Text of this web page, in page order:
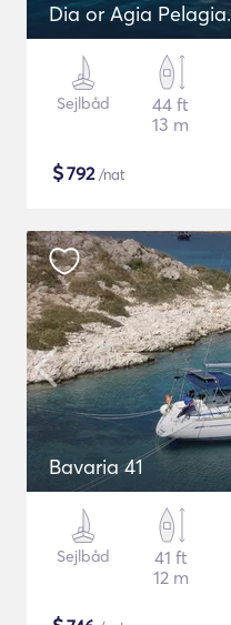
Dia or Agia Pelagia.
Sejlbåd
44 ft
13 m
$792/nat
Bavaria 41
Sejlbåd
41 ft
12 m